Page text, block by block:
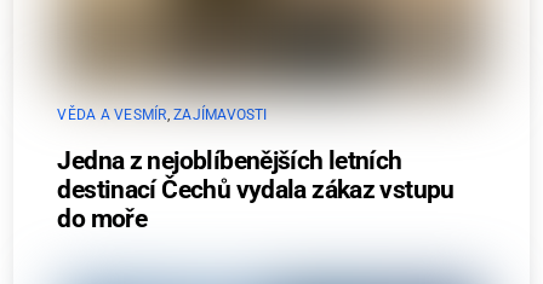
VĚDA A VESMÍR,ZAJÍMAVOSTI
Jedna z nejoblíbenějších letních
destinací Čechů vydala zákaz vstupu
do moře